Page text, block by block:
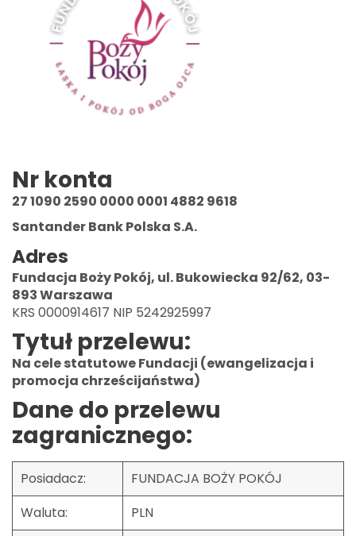
Nr konta
27 1090 2590 0000 0001 4882 9618
Santander Bank Polska S.A.
Adres
Fundacja Boży Pokój, ul. Bukowiecka 92/62, 03-
893 Warszawa
KRS 0000914617 NIP 5242925997
Tytuł przelewu:
Na cele statutowe Fundacji (ewangelizacja i
promocja chrześcijaństwa)
Dane do przelewu
zagranicznego:
Posiadacz:
FUNDACJA BOŻY POKÓJ
Waluta:
PLN